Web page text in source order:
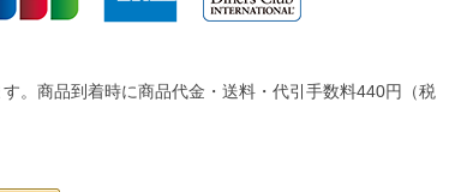
。商品到着時に商品代金・送料・代引手数料440円（税